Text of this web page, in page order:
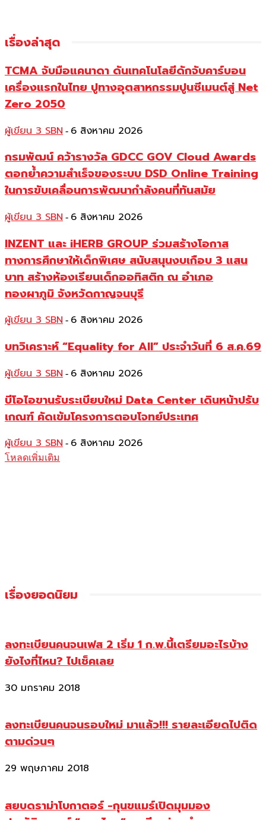
เรื่องล่าสุด
TCMA จับมือแคนาดา ดันเทคโนโลยีดักจับคาร์บอน
เครื่องแรกในไทย ปูทางอุตสาหกรรมปูนซีเมนต์สู่ Net
Zero 2050
ผู้เขียน 3 SBN - 6 สิงหาคม 2026
กรมพัฒน์ คว้ารางวัล GDCC GOV Cloud Awards
ตอกย้ำความสำเร็จของระบบ DSD Online Training
ในการขับเคลื่อนการพัฒนากำลังคนที่ทันสมัย
ผู้เขียน 3 SBN - 6 สิงหาคม 2026
INZENT และ iHERB GROUP ร่วมสร้างโอกาส
ทางการศึกษาให้เด็กพิเศษ สนับสนุนงบเกือบ 3 แสน
บาท สร้างห้องเรียนเด็กออทิสติก ณ อำเภอ
ทองผาภูมิ จังหวัดกาญจนบุรี
ผู้เขียน 3 SBN - 6 สิงหาคม 2026
บทวิเคราะห์ “Equality for All” ประจำวันที่ 6 ส.ค.69
ผู้เขียน 3 SBN - 6 สิงหาคม 2026
บีโอไอขานรับระเบียบใหม่ Data Center เดินหน้าปรับ
เกณฑ์ คัดเข้มโครงการตอบโจทย์ประเทศ
ผู้เขียน 3 SBN - 6 สิงหาคม 2026
โหลดเพิ่มเติม
เรื่องยอดนิยม
ลงทะเบียนคนจนเฟส 2 เริ่ม 1 ก.พ.นี้เตรียมอะไรบ้าง
ยังไงที่ไหน? ไปเช็คเลย
30 มกราคม 2018
ลงทะเบียนคนจนรอบใหม่ มาแล้ว!!! รายละเอียดไปติด
ตามด่วนๆ
29 พฤษภาคม 2018
สยบดราม่าโบกาตอร์ -กุนขแมร์เปิดมุมมอง